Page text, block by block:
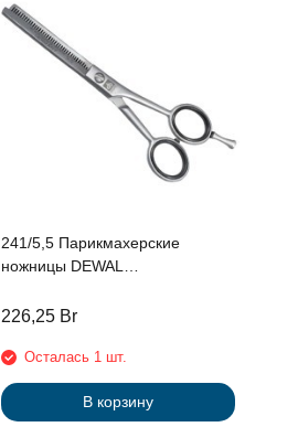
241/5,5 Парикмахерские
ножницы DEWAL
226,25 Br
Осталась 1 шт.
В корзину